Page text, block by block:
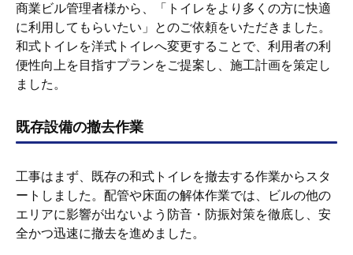
商業ビル管理者様から、「トイレをより多くの方に快適
に利用してもらいたい」とのご依頼をいただきました。
和式トイレを洋式トイレへ変更することで、利用者の利
便性向上を目指すプランをご提案し、施工計画を策定し
ました。
既存設備の撤去作業
工事はまず、既存の和式トイレを撤去する作業からスタ
ートしました。配管や床面の解体作業では、ビルの他の
エリアに影響が出ないよう防音・防振対策を徹底し、安
全かつ迅速に撤去を進めました。